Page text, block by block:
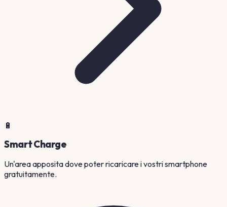
🔋
Smart Charge
Un'area apposita dove poter ricaricare i vostri smartphone
gratuitamente.